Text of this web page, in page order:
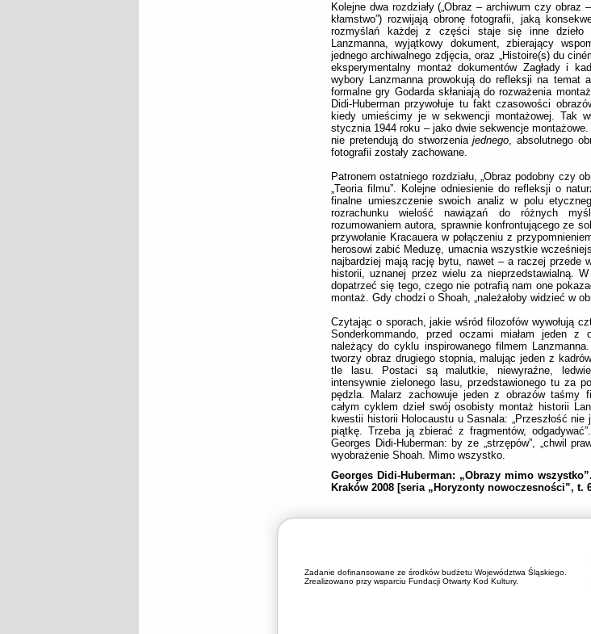
Kolejne dwa rozdziały („Obraz – archiwum czy obraz
kłamstwo”) rozwijają obronę fotografii, jaką
rozmyślań każdej z części staje się inne dzieło
Lanzmanna, wyjątkowy dokument, zbierający
jednego archiwalnego zdjęcia, oraz „Histoire(s) du
eksperymentalny montaż dokumentów Zagłady i
wybory Lanzmanna prowokują do refleksji na temat
formalne gry Godarda skłaniają do rozważenia
Didi-Huberman przywołuje tu fakt czasowości
kiedy umieścimy je w sekwencji montażowej. Tak
stycznia 1944 roku – jako dwie sekwencje
nie pretendują do stworzeniajednego, absolutnego
fotografii zostały zachowane.
Patronem ostatniego rozdziału, „Obraz podobny czy
„Teoria filmu”. Kolejne odniesienie do refleksji o
finalne umieszczenie swoich analiz w polu
rozrachunku wielość nawiązań do różnych
rozumowaniem autora, sprawnie konfrontującego ze
przywołanie Kracauera w połączeniu z
herosowi zabić Meduzę, umacnia wszystkie
najbardziej mają rację bytu, nawet – a raczej przede
historii, uznanej przez wielu za nieprzedstawialną.
dopatrzeć się tego, czego nie potrafią nam one
montaż. Gdy chodzi o Shoah, „należałoby widzieć w
Czytając o sporach, jakie wśród filozofów wywołują
Sonderkommando, przed oczami miałam jeden z
należący do cyklu inspirowanego filmem
tworzy obraz drugiego stopnia, malując jeden z
tle lasu. Postaci są malutkie, niewyraźne,
intensywnie zielonego lasu, przedstawionego tu za
pędzla. Malarz zachowuje jeden z obrazów taśmy
całym cyklem dzieł swój osobisty montaż historii
kwestii historii Holocaustu u Sasnala: „Przeszłość
piątkę. Trzeba ją zbierać z fragmentów,
Georges Didi-Huberman: by ze „strzępów”, „chwil
wyobrażenie Shoah. Mimo wszystko.
Georges Didi-Huberman: „Obrazy mimo
Kraków 2008 [seria „Horyzonty nowoczesności”, t.
Zadanie dofinansowane ze środków budżetu Województwa Śląskiego.
Zrealizowano przy wsparciu Fundacji Otwarty Kod Kultury.